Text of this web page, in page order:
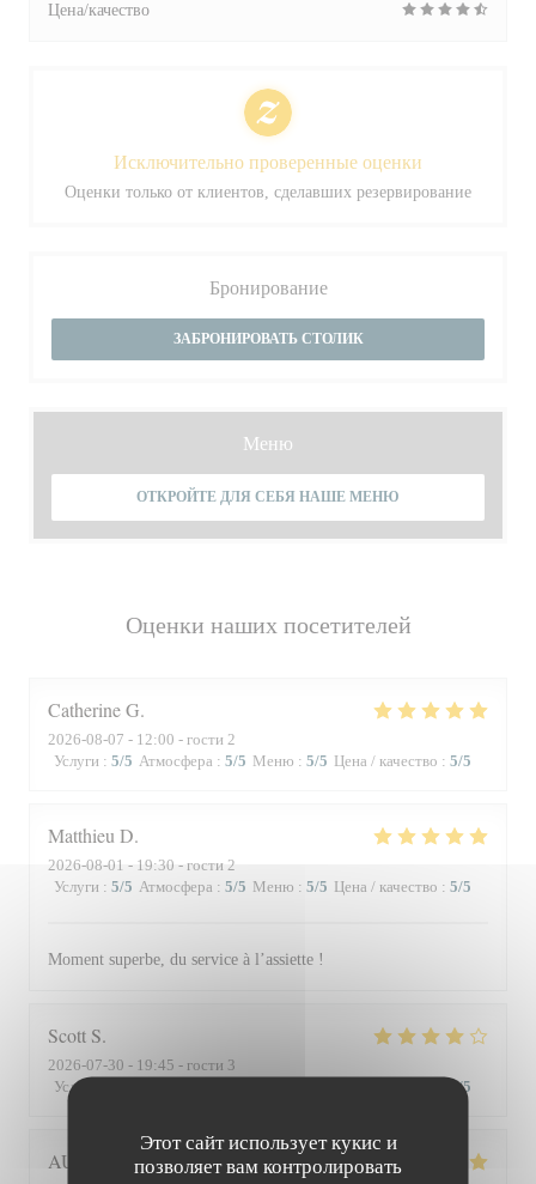
Этот сайт использует кукис и
позволяет вам контролировать
Оценки наших посетителей
CatherineG
2026-08-07 - 12:00 - гости 2
Услуги : 5/5 Атмосфера : 5/5 Меню : 5/5 Цена / качество : 5/5
Matthieu D
2026-08-01 - 19:30 - гости 2
Услуги : 5/5 Атмосфера : 5/5 Меню : 5/5 Цена / качество : 5/5
Moment superbe, du service à l’assiette !
Scott S
2026-07-30 - 19:45 - гости 3
Услуги
3/5
AUDE
Цена/качество
Исключительно проверенные оценки
Оценки только от клиентов, сделавших резервирование
Бронирование
ЗАБРОНИРОВАТЬ СТОЛИК
Меню
ОТКРОЙТЕ ДЛЯ СЕБЯ НАШЕ МЕНЮ